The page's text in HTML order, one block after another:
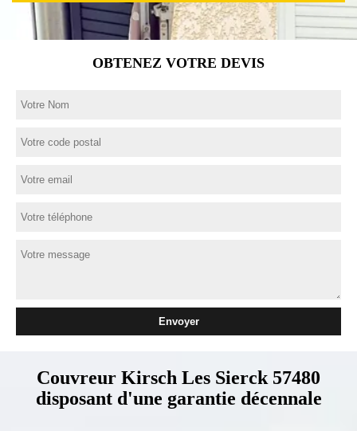
OBTENEZ VOTRE DEVIS
Couvreur Kirsch Les Sierck 57480
disposant d'une garantie décennale